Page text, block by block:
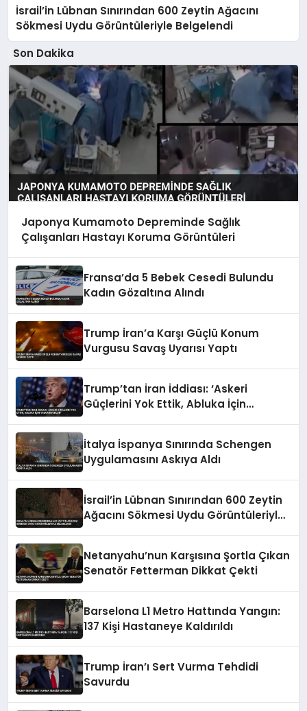
İsrail’in Lübnan Sınırından 600 Zeytin Ağacını
Sökmesi Uydu Görüntüleriyle Belgelendi
Son Dakika
Japonya Kumamoto Depreminde Sağlık
Çalışanları Hastayı Koruma Görüntüleri
Fransa’da 5 Bebek Cesedi Bulundu
Kadın Gözaltına Alındı
Trump İran’a Karşı Güçlü Konum
Vurgusu Savaş Uyarısı Yaptı
Trump’tan İran İddiası: ‘Askeri
Güçlerini Yok Ettik, Abluka İçin
İtalya İspanya Sınırında Schengen
Uygulamasını Askıya Aldı
İsrail’in Lübnan Sınırından 600 Zeytin
Ağacını Sökmesi Uydu Görüntüleriyle
Netanyahu’nun Karşısına Şortla Çıkan
Senatör Fetterman Dikkat Çekti
Barselona L1 Metro Hattında Yangın:
137 Kişi Hastaneye Kaldırıldı
Trump İran’ı Sert Vurma Tehdidi
Savurdu